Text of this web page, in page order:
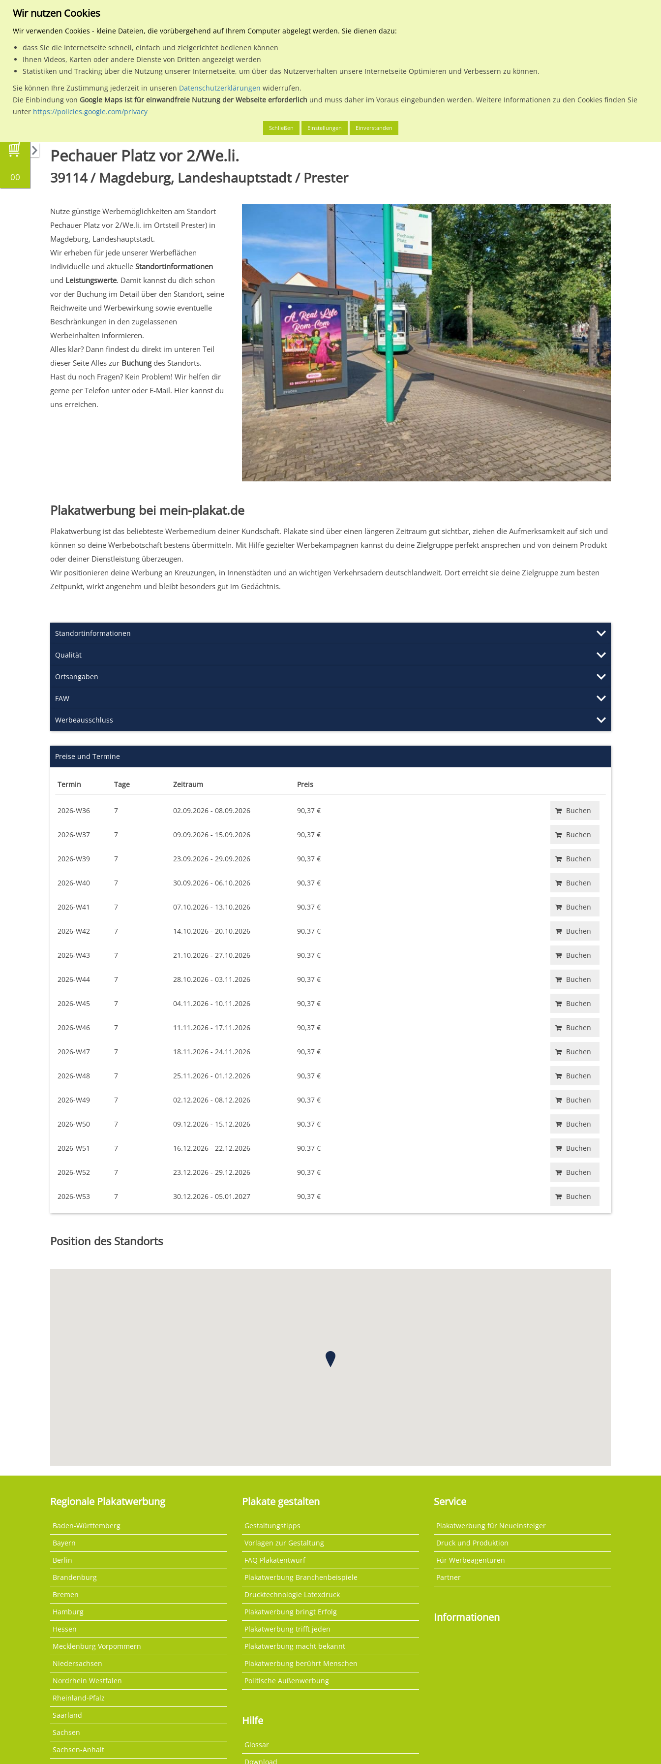
Planen & Buchen Plakatwerbung
Wähle den Werbestandort:
00
Magdeburg, Landeshauptstadt Pechauer Platz vor 2/We.li.
Pechauer Platz vor 2/We.li.
39114 / Magdeburg, Landeshauptstadt / Prester
Nutze günstige Werbemöglichkeiten am Standort
Pechauer Platz vor 2/We.li. im Ortsteil Prester) in
Magdeburg, Landeshauptstadt.
Wir erheben für jede unserer Werbeflächen
individuelle und aktuelle Standortinformationen
und Leistungswerte. Damit kannst du dich schon
vor der Buchung im Detail über den Standort, seine
Reichweite und Werbewirkung sowie eventuelle
Beschränkungen in den zugelassenen
Werbeinhalten informieren.
Alles klar? Dann findest du direkt im unteren Teil
dieser Seite Alles zur Buchungdes Standorts.
Hast du noch Fragen? Kein Problem! Wir helfen dir
gerne per Telefon unter oder E-Mail. Hier kannst du
uns erreichen.
Plakatwerbung bei mein-plakat.de
Plakatwerbung ist das beliebteste Werbemedium deiner Kundschaft. Plakate sind über einen längeren Zeitraum gut sichtbar, ziehen die Aufmerksamkeit auf sich und
können so deine Werbebotschaft bestens übermitteln. Mit Hilfe gezielter Werbekampagnen kannst du deine Zielgruppe perfekt ansprechen und von deinem Produkt
oder deiner Dienstleistung überzeugen.
Wir positionieren deine Werbung an Kreuzungen, in Innenstädten und an wichtigen Verkehrsadern deutschlandweit. Dort erreicht sie deine Zielgruppe zum besten
Zeitpunkt, wirkt angenehm und bleibt besonders gut im Gedächtnis.
Standortinformationen
Qualität
Ortsangaben
FAW
Werbeausschluss
Preise und Termine
Termin Tage Zeitraum Preis
2026-W36 7 02.09.2026 - 08.09.2026 90,37 € Buchen
2026-W37 7 09.09.2026 - 15.09.2026 90,37 € Buchen
2026-W39 7 23.09.2026 - 29.09.2026 90,37 € Buchen
2026-W40 7 30.09.2026 - 06.10.2026 90,37 € Buchen
2026-W41 7 07.10.2026 - 13.10.2026 90,37 € Buchen
2026-W42 7 14.10.2026 - 20.10.2026 90,37 € Buchen
2026-W43 7 21.10.2026 - 27.10.2026 90,37 € Buchen
2026-W44 7 28.10.2026 - 03.11.2026 90,37 € Buchen
2026-W45 7 04.11.2026 - 10.11.2026 90,37 € Buchen
2026-W46 7 11.11.2026 - 17.11.2026 90,37 € Buchen
2026-W47 7 18.11.2026 - 24.11.2026 90,37 € Buchen
2026-W48 7 25.11.2026 - 01.12.2026 90,37 € Buchen
2026-W49 7 02.12.2026 - 08.12.2026 90,37 € Buchen
2026-W50 7 09.12.2026 - 15.12.2026 90,37 € Buchen
2026-W51 7 16.12.2026 - 22.12.2026 90,37 € Buchen
2026-W52 7 23.12.2026 - 29.12.2026 90,37 € Buchen
2026-W53 7 30.12.2026 - 05.01.2027 90,37 € Buchen
Position des Standorts
Regionale Plakatwerbung
Baden-Württemberg
Bayern
Berlin
Brandenburg
Bremen
Hamburg
Hessen
Mecklenburg Vorpommern
Niedersachsen
Nordrhein Westfalen
Rheinland-Pfalz
Saarland
Sachsen
Sachsen-Anhalt
Plakate gestalten
Gestaltungstipps
Vorlagen zur Gestaltung
FAQ Plakatentwurf
Plakatwerbung Branchenbeispiele
Drucktechnologie Latexdruck
Plakatwerbung bringt Erfolg
Plakatwerbung trifft jeden
Plakatwerbung macht bekannt
Plakatwerbung berührt Menschen
Politische Außenwerbung
Hilfe
Glossar
Download
Service
Plakatwerbung für Neueinsteiger
Druck und Produktion
Für Werbeagenturen
Partner
Informationen
Wir nutzen Cookies
Wir verwenden Cookies - kleine Dateien, die vorübergehend auf Ihrem Computer abgelegt werden. Sie dienen dazu:
dass Sie die Internetseite schnell, einfach und zielgerichtet bedienen können
Ihnen Videos, Karten oder andere Dienste von Dritten angezeigt werden
Statistiken und Tracking über die Nutzung unserer Internetseite, um über das Nutzerverhalten unsere Internetseite Optimieren und Verbessern zu können.
Sie können Ihre Zustimmung jederzeit in unseren Datenschutzerklärungen widerrufen.
Die Einbindung von Google Maps ist für einwandfreie Nutzung der Webseite erforderlich und muss daher im Voraus eingebunden werden. Weitere Informationen zu den Cookies finden Sie
unter https://policies.google.com/privacy
Schließen Einstellungen Einverstanden